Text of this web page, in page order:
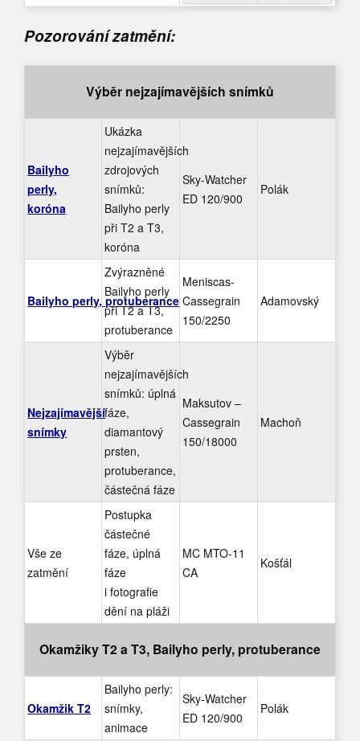
Pozorování zatmění:
Výběr nejzajímavějších snímků
Bailyho
perly,
koróna
Ukázka
nejzajímavějších
zdrojových
snímků:
Bailyho perly
při T2 a T3,
koróna
Sky-Watcher
ED 120/900
Polák
Bailyho perly, protuberance
Zvýrazněné
Bailyho perly
při T2 a T3,
protuberance
Meniscas-
Cassegrain
150/2250
Adamovský
Nejzajímavější
snímky
Výběr
nejzajímavějších
snímků: úplná
fáze,
diamantový
prsten,
protuberance,
částečná fáze
Maksutov –
Cassegrain
150/18000
Machoň
Vše ze
zatmění
Postupka
částečné
fáze, úplná
fáze
i fotografie
dění na pláži
MC MTO-11
CA
Košťál
Okamžiky T2 a T3, Bailyho perly, protuberance
Okamžik T2
Bailyho perly:
snímky,
animace
Sky-Watcher
ED 120/900
Polák